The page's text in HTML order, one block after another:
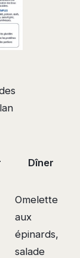
Dîner
Omelette
aux
épinards,
salade